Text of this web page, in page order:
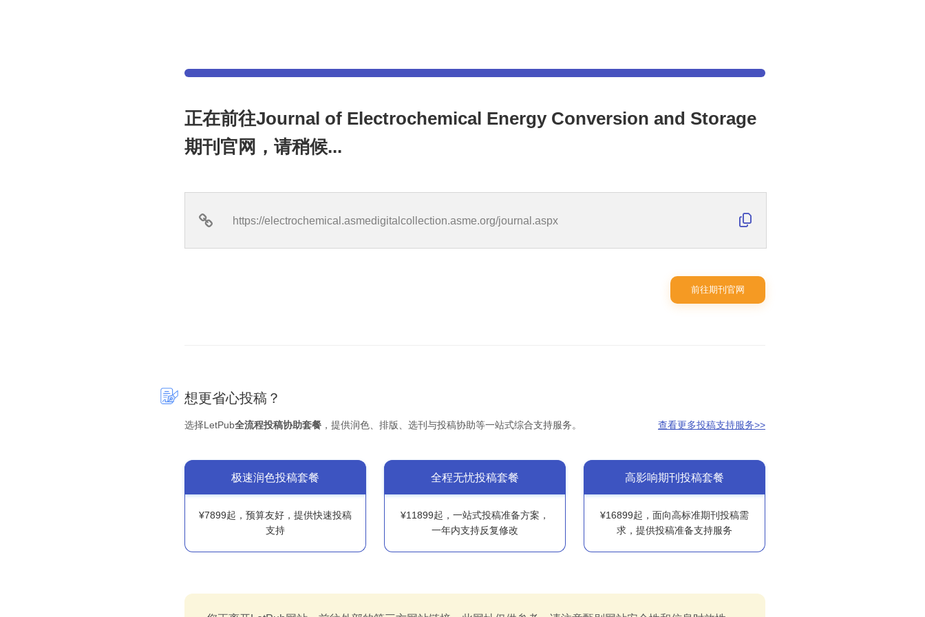
正在前往Journal of Electrochemical Energy Conversion and Storage
期刊官网，请稍候...
https://electrochemical.asmedigitalcollection.asme.org/journal.aspx
想更省心投稿？
选择LetPub全流程投稿协助套餐 ，提供润色、排版、选刊与投稿协助等一站式综合支持服务。 查看更多投稿支持服务>>
极速润色投稿套餐
¥7899起，预算友好，提供快速投稿
支持
全程无忧投稿套餐
¥11899起，一站式投稿准备方案，
一年内支持反复修改
高影响期刊投稿套餐
¥16899起，面向高标准期刊投稿需
求，提供投稿准备支持服务